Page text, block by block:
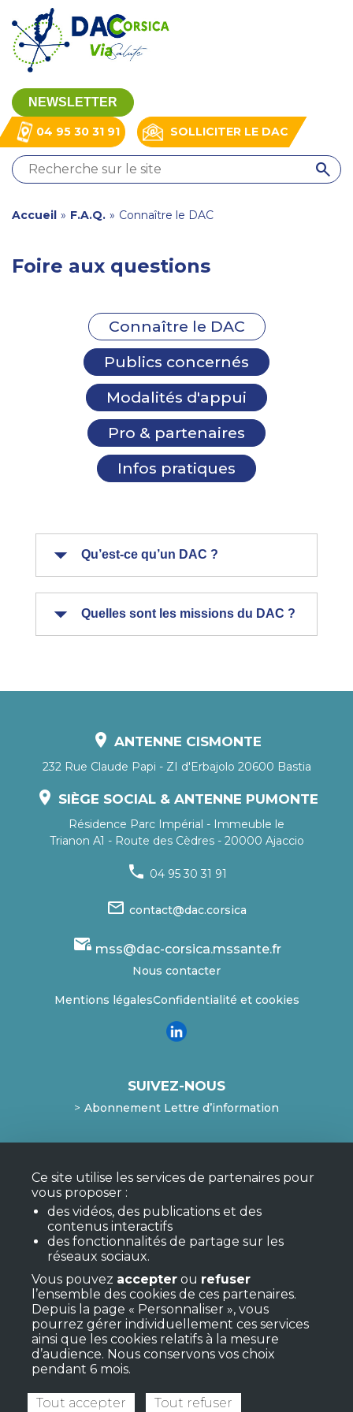
au
contenu
principal
NEWSLETTER
SOLLICITER LE DAC
04 95 30 31 91
QUI
?
NOS
CONTACT
You
here
Accueil » F.A.Q. » Connaître le DAC
Foire aux questions
Connaître le DAC
Publics concernés
Modalités d'appui
Pro & partenaires
Infos pratiques
Qu’est-ce qu’un DAC ?
Quelles sont les missions du DAC ?
location_on ANTENNE CISMONTE
232 Rue Claude Papi - ZI d'Erbajolo 20600 Bastia
location_on SIÈGE SOCIAL & ANTENNE PUMONTE
Résidence Parc Impérial - Immeuble le
Trianon A1 - Route des Cèdres - 20000 Ajaccio
phone 04 95 30 31 91
mail_outline contact@dac.corsica
mail_lock mss@dac-corsica.mssante.fr
Nous contacter
Mentions légalesConfidentialité et cookies
SUIVEZ-NOUS
Abonnement Lettre d’information
Mentions légales
Confidentialité et cookies
Mon compte
F.A.Q.
Panneau de gestion des cookies
Ce site utilise les services de partenaires pour
vous proposer :
des vidéos, des publications et des
contenus interactifs
des fonctionnalités de partage sur les
réseaux sociaux.
Vous pouvez accepter ou refuser
l’ensemble des cookies de ces partenaires.
Depuis la page « Personnaliser », vous
pourrez gérer individuellement ces services
ainsi que les cookies relatifs à la mesure
d’audience. Nous conservons vos choix
pendant 6 mois.
Tout accepter Tout refuser